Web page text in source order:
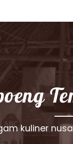
kuliner